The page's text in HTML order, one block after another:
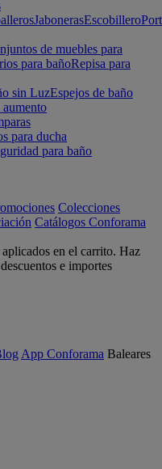
JabonerasEscobillero
de muebles para
para bañoRepisa para
sin LuzEspejos de baño
aumento
para ducha
para baño
Colecciones
Catálogos Conforama
en el carrito. Haz
e importes
App Conforama Baleares